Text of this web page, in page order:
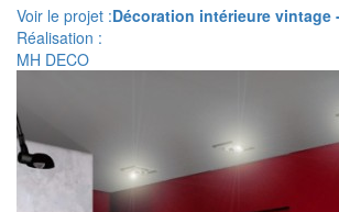
Voir le projet :Décoration intérieure vintage
Réalisation :
MH DECO